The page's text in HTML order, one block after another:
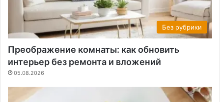
Без рубрики
Преображение комнаты: как обновить
интерьер без ремонта и вложений
05.08.2026